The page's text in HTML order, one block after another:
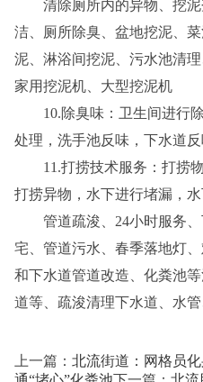
清除厕所内的异物、挖
洁、厕所除臭、盆地挖泥、
泥、淋浴间挖泥、污水池清
家用挖泥机、大型挖泥机
10.除臭味：卫生间进行
处理，洗手池反味，下水道反
11.打捞技术服务：打捞
打捞异物，水下进行堵漏，水
管道疏浚、24小时服务
宅、管道污水、春季落地灯
和下水道管道改造、化粪池
道等、疏浚清理下水道、水
上一篇： 北流街道：网格员